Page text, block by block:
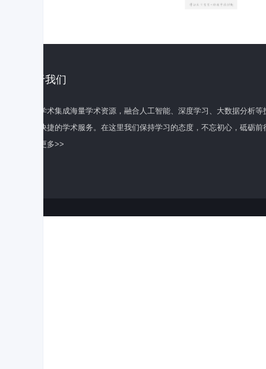
关于我们
百度学术集成海量学术资源，融合人工智能、深度学习、大数据分析
全面快捷的学术服务。在这里我们保持学习的态度，不忘初心，砥砺前
了解更多>>